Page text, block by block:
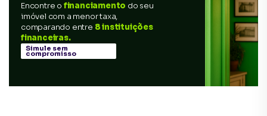
Encontre o financiamento do seu
imóvel com a menor taxa,
comparando entre 8 instituições
financeiras.
Simule sem
compromisso